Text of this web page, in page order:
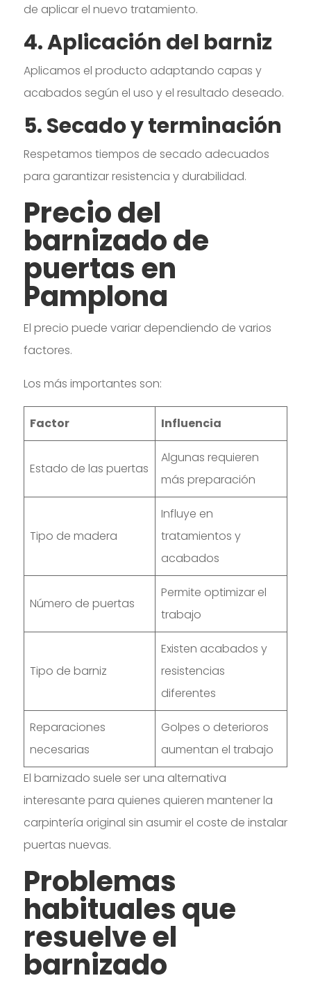
de aplicar el nuevo tratamiento.
4. Aplicación del barniz
Aplicamos el producto adaptando capas y
acabados según el uso y el resultado deseado.
5. Secado y terminación
Respetamos tiempos de secado adecuados
para garantizar resistencia y durabilidad.
Precio del
barnizado de
puertas en
Pamplona
El precio puede variar dependiendo de varios
factores.
Los más importantes son:
Factor Influencia
Estado de las puertas
Algunas requieren
más preparación
Tipo de madera
Influye en
tratamientos y
acabados
Número de puertas
Permite optimizar el
trabajo
Tipo de barniz
Existen acabados y
resistencias
diferentes
Reparaciones
necesarias
Golpes o deterioros
aumentan el trabajo
El barnizado suele ser una alternativa
interesante para quienes quieren mantener la
carpintería original sin asumir el coste de instalar
puertas nuevas.
Problemas
habituales que
resuelve el
barnizado